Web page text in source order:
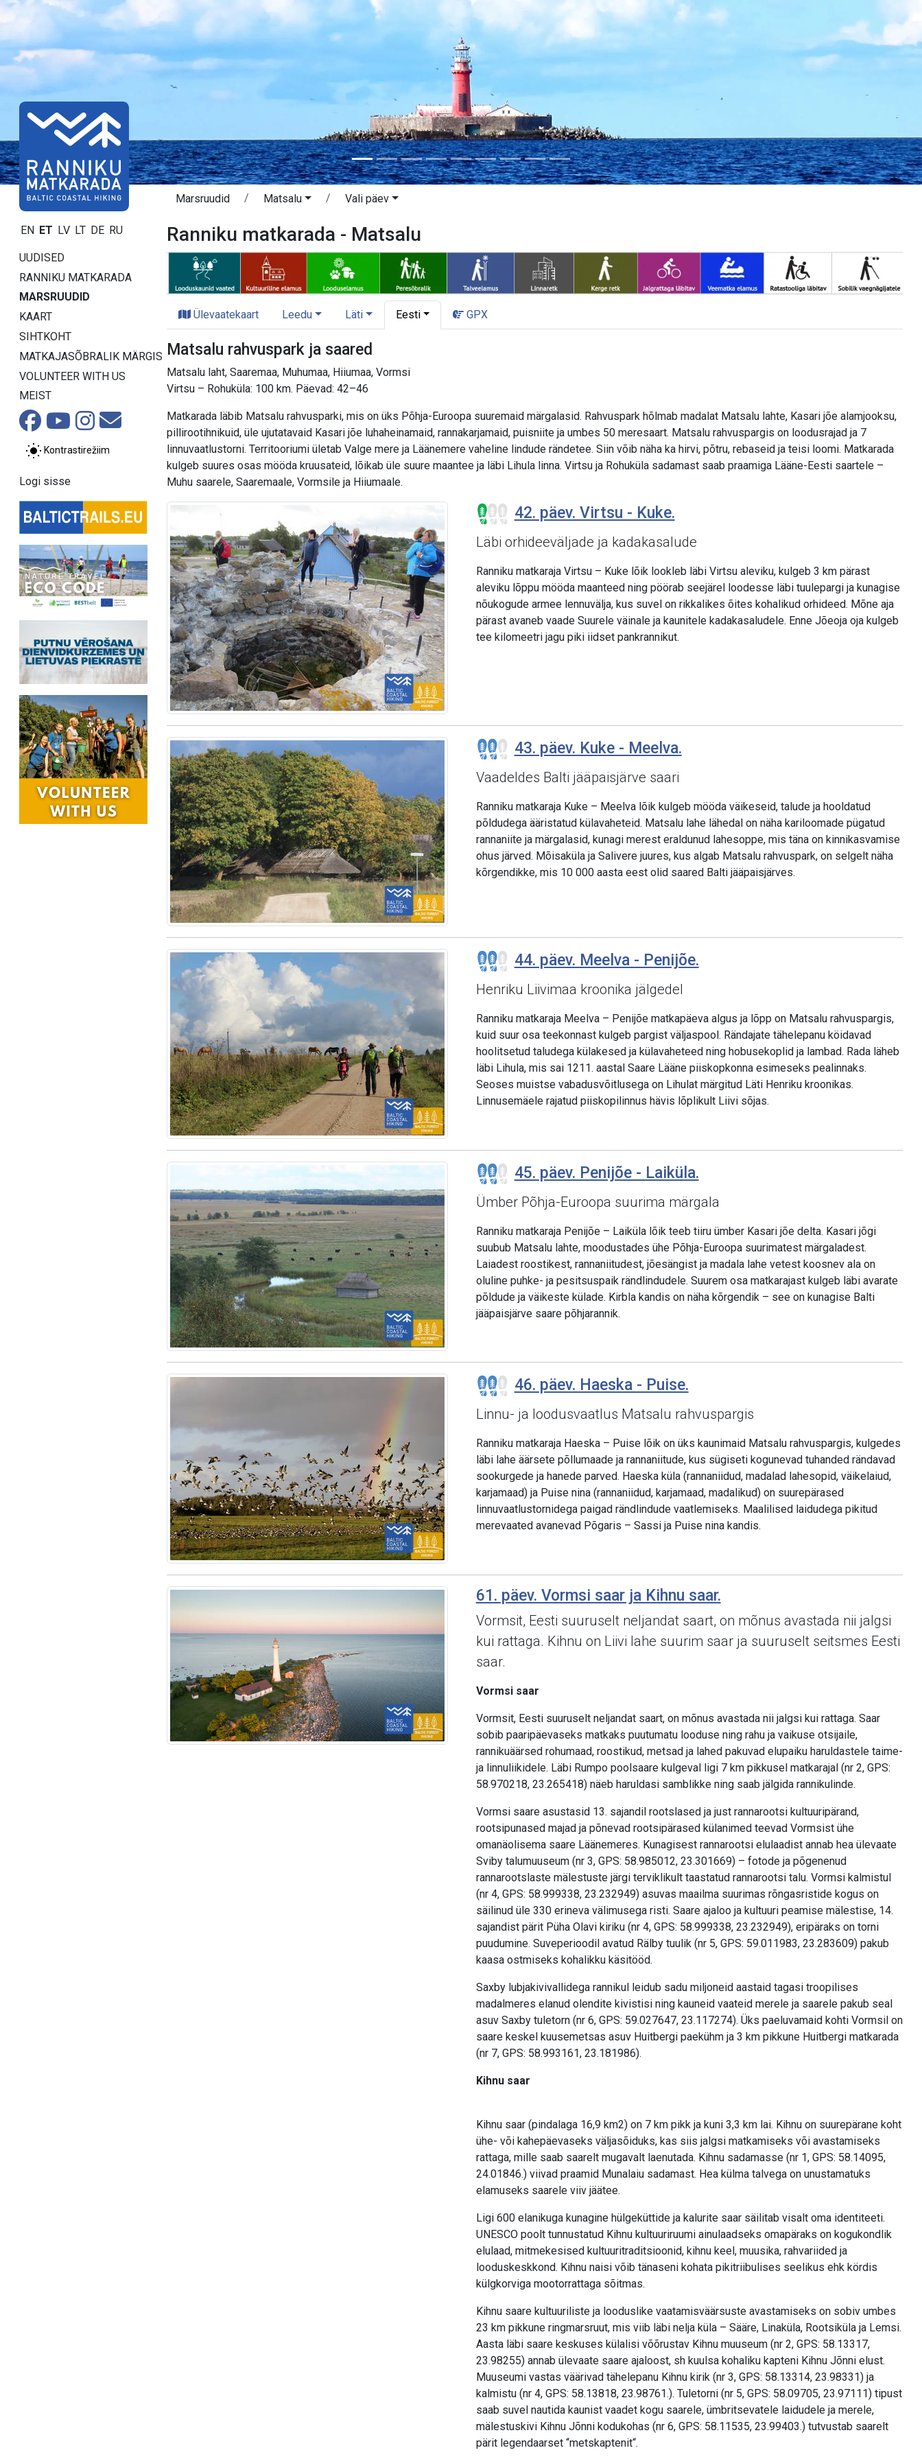
EN ET LV LT DE RU
UUDISED
RANNIKU MATKARADA
MARSRUUDID
KAART
SIHTKOHT
MATKAJASÕBRALIK MÄRGIS
VOLUNTEER WITH US
MEIST
Kontrastirežiim
Logi sisse
Marsruudid Matsalu Vali päev
Ranniku matkarada - Matsalu
Ülevaatekaart Leedu Läti Eesti GPX
Matsalu rahvuspark ja saared
Matsalu laht, Saaremaa, Muhumaa, Hiiumaa, Vormsi
Virtsu – Rohuküla: 100 km. Päevad: 42–46
Matkarada läbib Matsalu rahvusparki, mis on üks Põhja-Euroopa suuremaid märgalasid. Rahvuspark hõlmab madalat Matsalu lahte, Kasari jõe alamjooksu,
pillirootihnikuid, üle ujutatavaid Kasari jõe luhaheinamaid, rannakarjamaid, puisniite ja umbes 50 meresaart. Matsalu rahvuspargis on loodusrajad ja 7
linnuvaatlustorni. Territooriumi ületab Valge mere ja Läänemere vaheline lindude rändetee. Siin võib näha ka hirvi, põtru, rebaseid ja teisi loomi. Matkarada
kulgeb suures osas mööda kruusateid, lõikab üle suure maantee ja läbi Lihula linna. Virtsu ja Rohuküla sadamast saab praamiga Lääne-Eesti saartele –
Muhu saarele, Saaremaale, Vormsile ja Hiiumaale.
42. päev. Virtsu - Kuke.
Läbi orhideeväljade ja kadakasalude
Ranniku matkaraja Virtsu – Kuke lõik lookleb läbi Virtsu aleviku, kulgeb 3 km pärast
aleviku lõppu mööda maanteed ning pöörab seejärel loodesse läbi tuulepargi ja kunagise
nõukogude armee lennuvälja, kus suvel on rikkalikes õites kohalikud orhideed. Mõne aja
pärast avaneb vaade Suurele väinale ja kaunitele kadakasaludele. Enne Jõeoja oja kulgeb
tee kilomeetri jagu piki iidset pankrannikut.
43. päev. Kuke - Meelva.
Vaadeldes Balti jääpaisjärve saari
Ranniku matkaraja Kuke – Meelva lõik kulgeb mööda väikeseid, talude ja hooldatud
põldudega ääristatud külavaheteid. Matsalu lahe lähedal on näha kariloomade pügatud
rannaniite ja märgalasid, kunagi merest eraldunud lahesoppe, mis täna on kinnikasvamise
ohus järved. Mõisaküla ja Salivere juures, kus algab Matsalu rahvuspark, on selgelt näha
kõrgendikke, mis 10 000 aasta eest olid saared Balti jääpaisjärves.
44. päev. Meelva - Penijõe.
Henriku Liivimaa kroonika jälgedel
Ranniku matkaraja Meelva – Penijõe matkapäeva algus ja lõpp on Matsalu rahvuspargis,
kuid suur osa teekonnast kulgeb pargist väljaspool. Rändajate tähelepanu köidavad
hoolitsetud taludega külakesed ja külavaheteed ning hobusekoplid ja lambad. Rada läheb
läbi Lihula, mis sai 1211. aastal Saare Lääne piiskopkonna esimeseks pealinnaks.
Seoses muistse vabadusvõitlusega on Lihulat märgitud Läti Henriku kroonikas.
Linnusemäele rajatud piiskopilinnus hävis lõplikult Liivi sõjas.
45. päev. Penijõe - Laiküla.
Ümber Põhja-Euroopa suurima märgala
Ranniku matkaraja Penijõe – Laiküla lõik teeb tiiru ümber Kasari jõe delta. Kasari jõgi
suubub Matsalu lahte, moodustades ühe Põhja-Euroopa suurimatest märgaladest.
Laiadest roostikest, rannaniitudest, jõesängist ja madala lahe vetest koosnev ala on
oluline puhke- ja pesitsuspaik rändlindudele. Suurem osa matkarajast kulgeb läbi avarate
põldude ja väikeste külade. Kirbla kandis on näha kõrgendik – see on kunagise Balti
jääpaisjärve saare põhjarannik.
46. päev. Haeska - Puise.
Linnu- ja loodusvaatlus Matsalu rahvuspargis
Ranniku matkaraja Haeska – Puise lõik on üks kaunimaid Matsalu rahvuspargis, kulgedes
läbi lahe äärsete põllumaade ja rannaniitude, kus sügiseti kogunevad tuhanded rändavad
sookurgede ja hanede parved. Haeska küla (rannaniidud, madalad lahesopid, väikelaiud,
karjamaad) ja Puise nina (rannaniidud, karjamaad, madalikud) on suurepärased
linnuvaatlustornidega paigad rändlindude vaatlemiseks. Maalilised laidudega pikitud
merevaated avanevad Põgaris – Sassi ja Puise nina kandis.
61. päev. Vormsi saar ja Kihnu saar.
Vormsit, Eesti suuruselt neljandat saart, on mõnus avastada nii jalgsi
kui rattaga. Kihnu on Liivi lahe suurim saar ja suuruselt seitsmes Eesti
saar.
Vormsi saar
Vormsit, Eesti suuruselt neljandat saart, on mõnus avastada nii jalgsi kui rattaga. Saar
sobib paaripäevaseks matkaks puutumatu looduse ning rahu ja vaikuse otsijaile,
rannikuäärsed rohumaad, roostikud, metsad ja lahed pakuvad elupaiku haruldastele taime-
ja linnuliikidele. Läbi Rumpo poolsaare kulgeval ligi 7 km pikkusel matkarajal (nr 2, GPS:
58.970218, 23.265418) näeb haruldasi samblikke ning saab jälgida rannikulinde.
Vormsi saare asustasid 13. sajandil rootslased ja just rannarootsi kultuuripärand,
rootsipunased majad ja põnevad rootsipärased külanimed teevad Vormsist ühe
omanäolisema saare Läänemeres. Kunagisest rannarootsi elulaadist annab hea ülevaate
Sviby talumuuseum (nr 3, GPS: 58.985012, 23.301669) – fotode ja põgenenud
rannarootslaste mälestuste järgi terviklikult taastatud rannarootsi talu. Vormsi kalmistul
(nr 4, GPS: 58.999338, 23.232949) asuvas maailma suurimas rõngasristide kogus on
säilinud üle 330 erineva välimusega risti. Saare ajaloo ja kultuuri peamise mälestise, 14.
sajandist pärit Püha Olavi kiriku (nr 4, GPS: 58.999338, 23.232949), eripäraks on torni
puudumine. Suveperioodil avatud Rälby tuulik (nr 5, GPS: 59.011983, 23.283609) pakub
kaasa ostmiseks kohalikku käsitööd.
Saxby lubjakivivallidega rannikul leidub sadu miljoneid aastaid tagasi troopilises
madalmeres elanud olendite kivistisi ning kauneid vaateid merele ja saarele pakub seal
asuv Saxby tuletorn (nr 6, GPS: 59.027647, 23.117274). Üks paeluvamaid kohti Vormsil on
saare keskel kuusemetsas asuv Huitbergi paekühm ja 3 km pikkune Huitbergi matkarada
(nr 7, GPS: 58.993161, 23.181986).
Kihnu saar
Kihnu saar (pindalaga 16,9 km2) on 7 km pikk ja kuni 3,3 km lai. Kihnu on suurepärane koht
ühe- või kahepäevaseks väljasõiduks, kas siis jalgsi matkamiseks või avastamiseks
rattaga, mille saab saarelt mugavalt laenutada. Kihnu sadamasse (nr 1, GPS: 58.14095,
24.01846.) viivad praamid Munalaiu sadamast. Hea külma talvega on unustamatuks
elamuseks saarele viiv jäätee.
Ligi 600 elanikuga kunagine hülgeküttide ja kalurite saar säilitab visalt oma identiteeti.
UNESCO poolt tunnustatud Kihnu kultuuriruumi ainulaadseks omapäraks on kogukondlik
elulaad, mitmekesised kultuuritraditsioonid, kihnu keel, muusika, rahvariided ja
looduskeskkond. Kihnu naisi võib tänaseni kohata pikitriibulises seelikus ehk kördis
külgkorviga mootorrattaga sõitmas.
Kihnu saare kultuuriliste ja looduslike vaatamisväärsuste avastamiseks on sobiv umbes
23 km pikkune ringmarsruut, mis viib läbi nelja küla – Sääre, Linaküla, Rootsiküla ja Lemsi.
Aasta läbi saare keskuses külalisi võõrustav Kihnu muuseum (nr 2, GPS: 58.13317,
23.98255) annab ülevaate saare ajaloost, sh kuulsa kohaliku kapteni Kihnu Jõnni elust.
Muuseumi vastas väärivad tähelepanu Kihnu kirik (nr 3, GPS: 58.13314, 23.98331) ja
kalmistu (nr 4, GPS: 58.13818, 23.98761.). Tuletorni (nr 5, GPS: 58.09705, 23.97111) tipust
saab suvel nautida kaunist vaadet kogu saarele, ümbritsevatele laidudele ja merele,
mälestuskivi Kihnu Jõnni kodukohas (nr 6, GPS: 58.11535, 23.99403.) tutvustab saarelt
pärit legendaarset “metskaptenit“.